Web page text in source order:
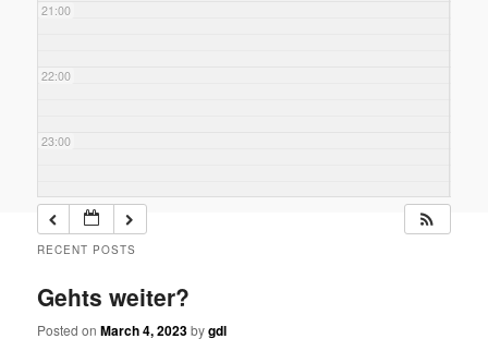
21:00
22:00
23:00
RECENT POSTS
Gehts weiter?
Posted onMarch 4, 2023bygdl